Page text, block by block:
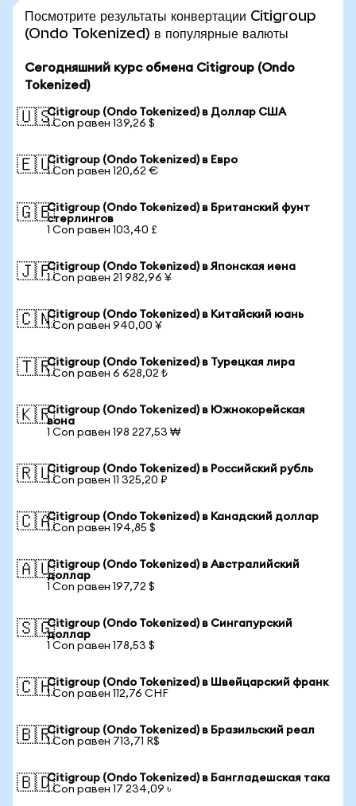
Посмотрите результаты конвертации Citigroup
(Ondo Tokenized) в популярные валюты
Сегодняшний курс обмена Citigroup (Ondo
Tokenized)
🇺🇸Citigroup (Ondo Tokenized) в Доллар США
1 Con равен 139,26 $
🇪🇺Citigroup (Ondo Tokenized) в Евро
1 Con равен 120,62 €
🇬🇧Citigroup (Ondo Tokenized) в Британский фунт
стерлингов
1 Con равен 103,40 £
🇯🇵Citigroup (Ondo Tokenized) в Японская иена
1 Con равен 21 982,96 ¥
🇨🇳Citigroup (Ondo Tokenized) в Китайский юань
1 Con равен 940,00 ¥
🇹🇷Citigroup (Ondo Tokenized) в Турецкая лира
1 Con равен 6 628,02 ₺
🇰🇷Citigroup (Ondo Tokenized) в Южнокорейская
вона
1 Con равен 198 227,53 ₩
🇷🇺Citigroup (Ondo Tokenized) в Российский рубль
1 Con равен 11 325,20 ₽
🇨🇦Citigroup (Ondo Tokenized) в Канадский доллар
1 Con равен 194,85 $
🇦🇺Citigroup (Ondo Tokenized) в Австралийский
доллар
1 Con равен 197,72 $
🇸🇬Citigroup (Ondo Tokenized) в Сингапурский
доллар
1 Con равен 178,53 $
🇨🇭Citigroup (Ondo Tokenized) в Швейцарский франк
1 Con равен 112,76 CHF
🇧🇷Citigroup (Ondo Tokenized) в Бразильский реал
1 Con равен 713,71 R$
🇧🇩Citigroup (Ondo Tokenized) в Бангладешская така
1 Con равен 17 234,09 ৳